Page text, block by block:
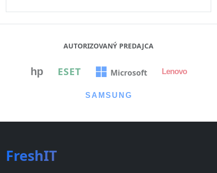
AUTORIZOVANÝ PREDAJCA
hp ESET Microsoft Lenovo
SAMSUNG
FreshIT